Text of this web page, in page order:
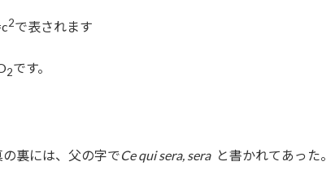
2で表されます
2です。
の裏には、父の字でCe qui sera, sera と書かれてあった。